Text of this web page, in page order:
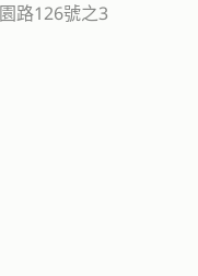
路126號之3